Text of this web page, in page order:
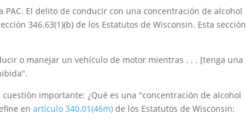
PAC. El delito de conducir con una concentración de alcohol
346.63(1)(b) de los Estatutos de Wisconsin. Esta sección
o manejar un vehículo de motor mientras . . . [tenga una
importante: ¿Qué es una "concentración de alcohol
en artículo 340.01(46m)de los Estatutos de Wisconsin: